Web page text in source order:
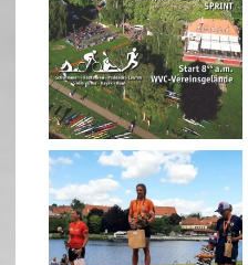
Jan 27
quadrathlon